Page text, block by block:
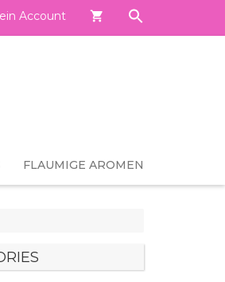
Account 
FLAUMIGE AROMEN